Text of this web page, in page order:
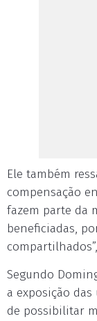
Ele também
compensação
fazem parte da
beneficiadas,
Segundo
a exposição
de possibilitar